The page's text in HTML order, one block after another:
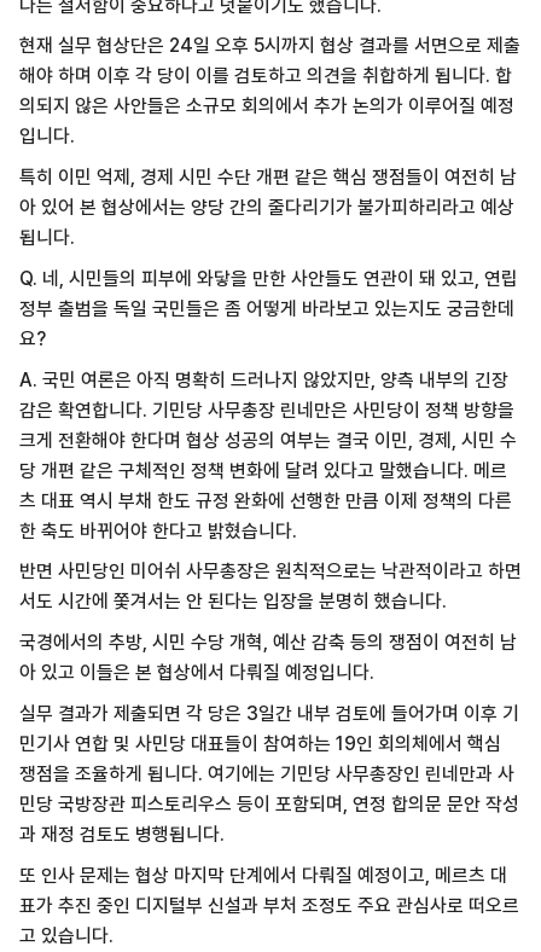
다는 철저함이 중요하다고 덧붙이기도 했습니다.
현재 실무 협상단은 24일 오후 5시까지 협상 결과를 서면으로 제출
해야 하며 이후 각 당이 이를 검토하고 의견을 취합하게 됩니다. 합
의되지 않은 사안들은 소규모 회의에서 추가 논의가 이루어질 예정
입니다.
특히 이민 억제, 경제 시민 수단 개편 같은 핵심 쟁점들이 여전히 남
아 있어 본 협상에서는 양당 간의 줄다리기가 불가피하리라고 예상
됩니다.
Q. 네, 시민들의 피부에 와닿을 만한 사안들도 연관이 돼 있고, 연립
정부 출범을 독일 국민들은 좀 어떻게 바라보고 있는지도 궁금한데
요?
A. 국민 여론은 아직 명확히 드러나지 않았지만, 양측 내부의 긴장
감은 확연합니다. 기민당 사무총장 린네만은 사민당이 정책 방향을
크게 전환해야 한다며 협상 성공의 여부는 결국 이민, 경제, 시민 수
당 개편 같은 구체적인 정책 변화에 달려 있다고 말했습니다. 메르
츠 대표 역시 부채 한도 규정 완화에 선행한 만큼 이제 정책의 다른
한 축도 바뀌어야 한다고 밝혔습니다.
반면 사민당인 미어쉬 사무총장은 원칙적으로는 낙관적이라고 하면
서도 시간에 쫓겨서는 안 된다는 입장을 분명히 했습니다.
국경에서의 추방, 시민 수당 개혁, 예산 감축 등의 쟁점이 여전히 남
아 있고 이들은 본 협상에서 다뤄질 예정입니다.
실무 결과가 제출되면 각 당은 3일간 내부 검토에 들어가며 이후 기
민기사 연합 및 사민당 대표들이 참여하는 19인 회의체에서 핵심
쟁점을 조율하게 됩니다. 여기에는 기민당 사무총장인 린네만과 사
민당 국방장관 피스토리우스 등이 포함되며, 연정 합의문 문안 작성
과 재정 검토도 병행됩니다.
또 인사 문제는 협상 마지막 단계에서 다뤄질 예정이고, 메르츠 대
표가 추진 중인 디지털부 신설과 부처 조정도 주요 관심사로 떠오르
고 있습니다.